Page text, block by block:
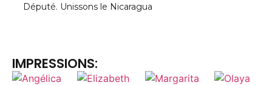
Député. Unissons le Nicaragua
IMPRESSIONS: